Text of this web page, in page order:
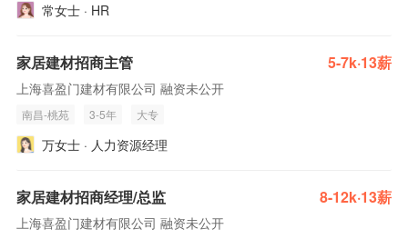
常女士 · HR
家居建材招商主管 5-7k·13薪
上海喜盈门建材有限公司 融资未公开
南昌-桃苑 3-5年 大专
万女士 · 人力资源经理
家居建材招商经理/总监 8-12k·13薪
上海喜盈门建材有限公司 融资未公开